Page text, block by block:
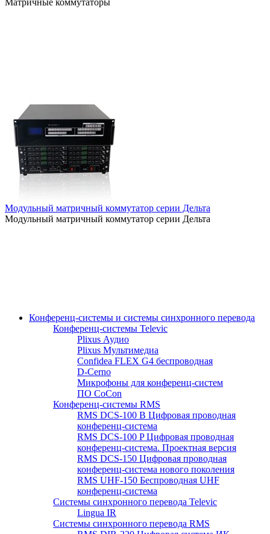
Модульный матричный коммутатор серии Дельта
Модульный матричный коммутатор серии Дельта
Конференц-системы и системы синхронного перевода
Конференц-системы Televic
Plixus Аудио
Plixus Мультимедиа
Confidea FLEX G4 беспроводная
D-Cerno
Микрофоны для конференц-систем
ПО CoCon
Конференц-системы RMS
RMS DCS-100 B Цифровая проводная
конференц-система
RMS DCS-100 P Цифровая проводная
конференц-система. Проектная версия
RMS DCS-150 Цифровая проводная
конференц-система нового поколения
RMS UHF-150 Беспроводная UHF
конференц-система
Системы синхронного перевода Televic
Lingua IR
Системы синхронного перевода RMS